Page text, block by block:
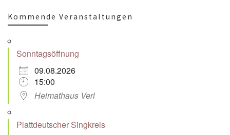
Kommende Veranstaltungen
Sonntagsöffnung
09.08.2026
15:00
Heimathaus Verl
Plattdeutscher Singkreis